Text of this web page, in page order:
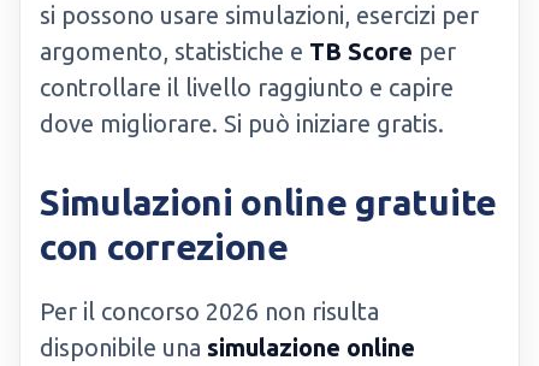
si possono usare simulazioni, esercizi per
argomento, statistiche e TB Score per
controllare il livello raggiunto e capire
dove migliorare. Si può iniziare gratis.
Simulazioni online gratuite
con correzione
Per il concorso 2026 non risulta
disponibile una simulazione online